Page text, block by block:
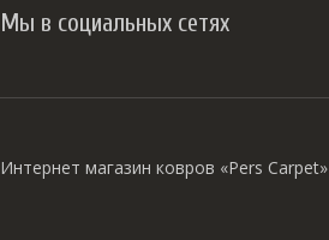
Мы в социальных сетях
Интернет магазин ковров «Pers Carpet»